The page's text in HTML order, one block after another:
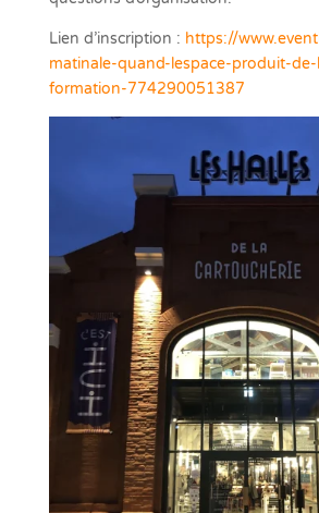
Lien d’inscription : https://
matinale-quand-lespace-produit-
formation-774290051387